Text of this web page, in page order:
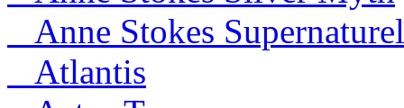
Anne Stokes
Atlantis